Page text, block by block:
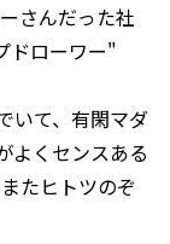
さんだった社
ドローワー"
いて、有閑マダ
よくセンスある
たヒトツのぞ